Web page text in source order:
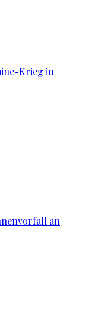
Krieg in
an